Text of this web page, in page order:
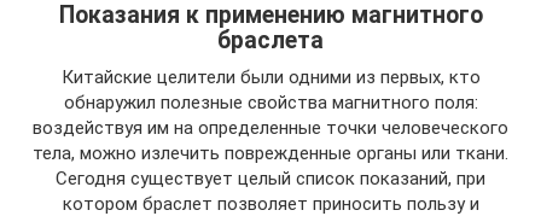
Показания к применению магнитного
браслета
Китайские целители были одними из первых, кто
обнаружил полезные свойства магнитного поля:
воздействуя им на определенные точки человеческого
тела, можно излечить поврежденные органы или ткани.
Сегодня существует целый список показаний, при
котором браслет позволяет приносить пользу и